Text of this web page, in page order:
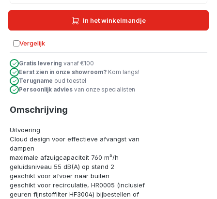
In het winkelmandje
Vergelijk
Toevoegen aan vergelijking
Gratis levering vanaf €100
Eerst zien in onze showroom? Kom langs!
Terugname oud toestel
Persoonlijk advies van onze specialisten
Omschrijving
Uitvoering
Cloud design voor effectieve afvangst van
dampen
maximale afzuigcapaciteit 760 m³/h
geluidsniveau 55 dB(A) op stand 2
geschikt voor afvoer naar buiten
geschikt voor recirculatie, HR0005 (inclusief
geuren fijnstoffilter HF3004) bijbestellen of